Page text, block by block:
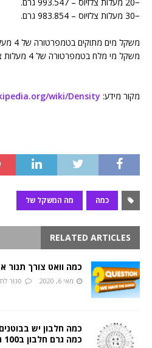
−30 מעלות צלזיוס – 983.854 גרם.
משקל מים מתוקים בטמפרטורה של 4 מעלות צלזיוס הוא 1 גרם.
משקל מי מלח בטמפרטורה של 4 מעלות צלזיוס הוא 1.03 גרם.
מקור מידע: wiki/Density
כמה מה המשקל של
RELATED ARTICLES
כמה וואט צורך תנור
מאי 6, 2020 סגור
כמה חלבון יש
כמה גרם חלבון ב100 גרם או בכל כמות אחרת?